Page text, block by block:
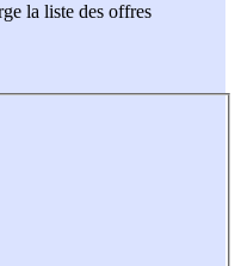
la liste des offres